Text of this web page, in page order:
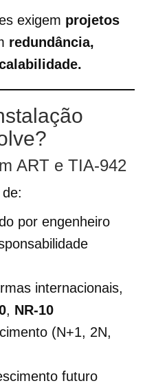
exigem projetos
redundância,
ART e TIA-942
por engenheiro
internacionais,
, NR-10
(N+1, 2N,
futuro